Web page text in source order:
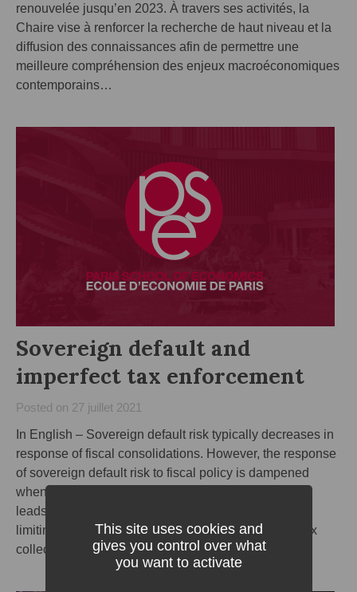
renouvelée jusqu’en 2023. À travers ses activités, la
Chaire vise à renforcer la recherche de haut niveau et la
diffusion des connaissances afin de permettre une
meilleure compréhension des enjeux macroéconomiques
contemporains…
Sovereign default and
imperfect tax enforcement
Posted on 27 juillet 2021
In English – Sovereign default risk typically decreases in
response of fiscal consolidations. However, the response
of sovereign default risk to fiscal policy is dampened
when tax enforcement is weak. A fiscal consolidation
leads to an expansion of the informal sector, thereby
limiting fiscal surpluses, but also hampering future tax
collection and failing to reduce default risk…
This site uses cookies and
gives you control over what
you want to activate